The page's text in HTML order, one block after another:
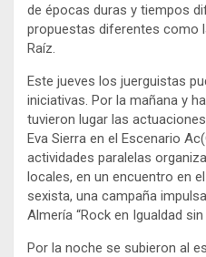
de épocas duras y tiempos
propuestas diferentes como
Raíz.
Este jueves los juerguistas
iniciativas. Por la mañana y
tuvieron lugar las
Eva Sierra en el Escenario
actividades paralelas
locales, en un encuentro en
sexista, una campaña
Almería “Rock en Igualdad
Por la noche se subieron al